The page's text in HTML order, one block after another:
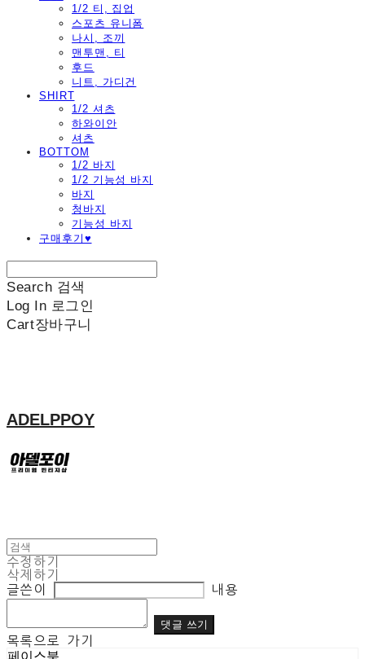
1/2 티, 집업
스포츠 유니폼
나시, 조끼
맨투맨, 티
후드
니트, 가디건
SHIRT
1/2 셔츠
하와이안
셔츠
BOTTOM
1/2 바지
1/2 기능성 바지
바지
청바지
기능성 바지
구매후기♥
Search 검색
Log In 로그인
Cart장바구니
ADELPPOY
수정하기
삭제하기
글쓴이
내용
댓글 쓰기
목록으로 가기
페이스북